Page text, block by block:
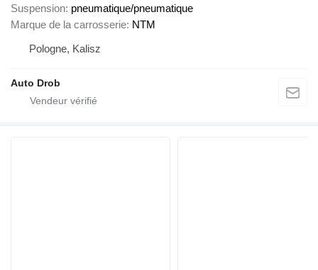
Suspension pneumatique/pneumatique
Marque de la carrosserie NTM
Pologne, Kalisz
Auto Drob